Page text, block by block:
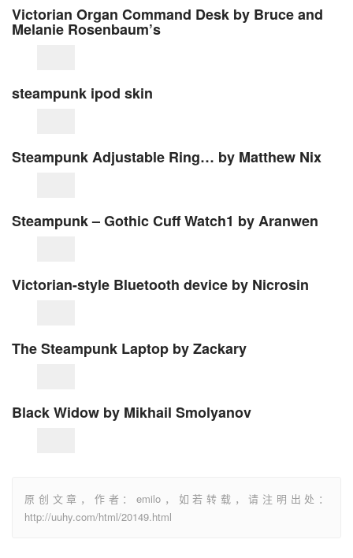
Victorian Organ Command Desk by Bruce and
Melanie Rosenbaum’s
steampunk ipod skin
Steampunk Adjustable Ring… by Matthew Nix
Steampunk – Gothic Cuff Watch1 by Aranwen
Victorian-style Bluetooth device by Nicrosin
The Steampunk Laptop by Zackary
Black Widow by Mikhail Smolyanov
原创文章，作者：emilo，如若转载，请注明出处：
http://uuhy.com/html/20149.html